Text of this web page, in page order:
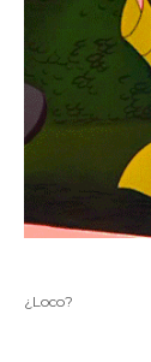
¿Loco?